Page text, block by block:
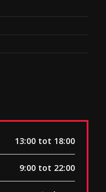
13:00 tot 18:00
9:00 tot 22:00